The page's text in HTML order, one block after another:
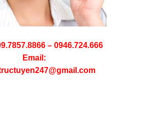
– 0946.724.666
Email: